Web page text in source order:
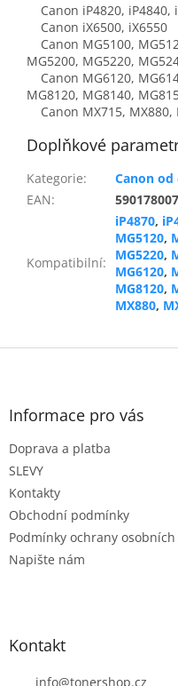
Canon iP4820, iP4840,
Canon iX6500, iX6550
Canon MG5100,
MG5200, MG5220,
Canon MG6120,
MG8120, MG8140,
Canon MX715, MX880,
Doplňkové
Kategorie:
Canon od
EAN:
Kompatibilní:
iP4870,
MG5120,
MG5220,
MG6120,
MG8120,
MX880,
Z
Informace pro vás
Doprava a platba
SLEVY
Kontakty
Obchodní podmínky
Podmínky ochrany
Napište nám
Kontakt
info@tonershop.cz